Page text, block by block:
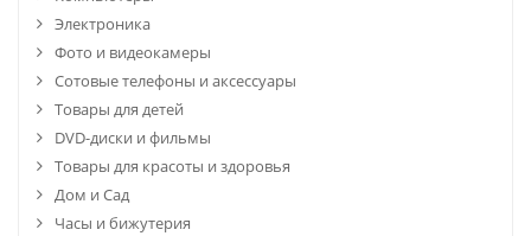
Электроника
Фото и видеокамеры
Сотовые телефоны и аксессуары
Товары для детей
DVD-диски и фильмы
Товары для красоты и здоровья
Дом и Сад
Часы и бижутерия